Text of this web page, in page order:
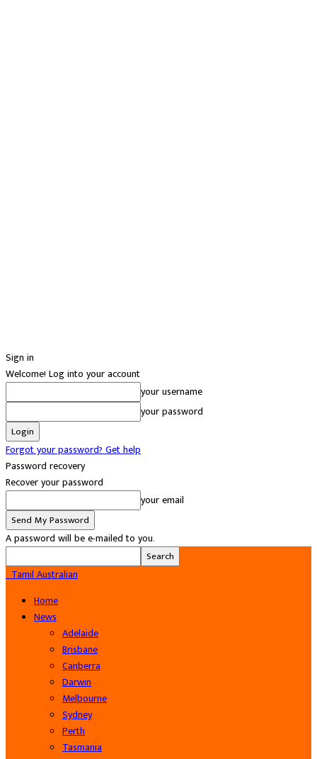
Sign in
Welcome! Log into your account
your username
your password
Forgot your password? Get help
Password recovery
Recover your password
your email
A password will be e-mailed to you.
Tamil Australian
Home
News
Adelaide
Brisbane
Canberra
Darwin
Melbourne
Sydney
Perth
Tasmania